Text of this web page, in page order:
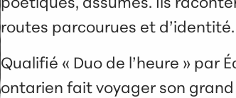
routes parcourues et d’identité.
Qualifié « Duo de l’heure » par
ontarien fait voyager son